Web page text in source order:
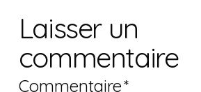
Laisser un
commentaire
Commentaire*